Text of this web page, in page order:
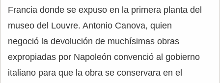
Francia donde se expuso en la primera planta del
museo del Louvre. Antonio Canova, quien
negoció la devolución de muchísimas obras
expropiadas por Napoleón convenció al gobierno
italiano para que la obra se conservara en el